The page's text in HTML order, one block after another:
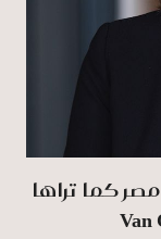
خاص "هي"- بين الذاكرة والخيال..‏‎ ‎مصر كما تراها